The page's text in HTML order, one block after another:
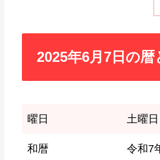
2025年6月7日の暦
曜日 土曜日
和暦 令和7